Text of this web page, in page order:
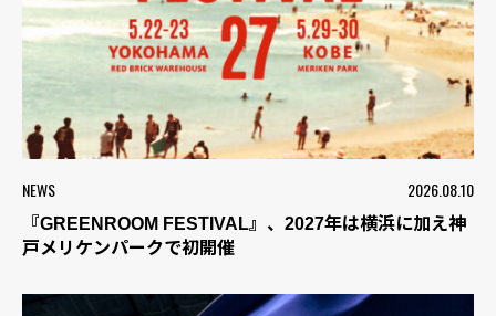
NEWS 2026.08.10
『GREENROOM FESTIVAL』、2027年は横浜に加え神
戸メリケンパークで初開催